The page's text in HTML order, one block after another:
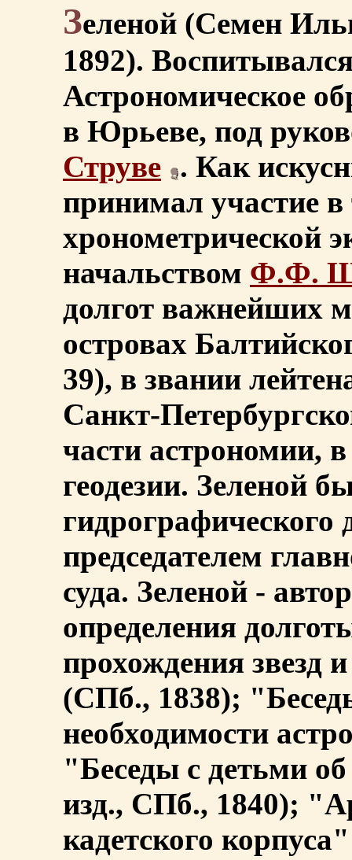
Зеленой (Семен
1892).
Астрономическое
в Юрьеве, под
Струве . Как
принимал участие в
хронометрической
начальством Ф.Ф.
долгот важнейших
островах
39), в звании
Санкт-
части астрономии,
геодезии. Зеленой
гидрографического
председателем
суда. Зеленой -
определения
прохождения звезд
(СПб., 1838);
необходимости
"Беседы с детьми
изд., СПб., 1840);
кадетского